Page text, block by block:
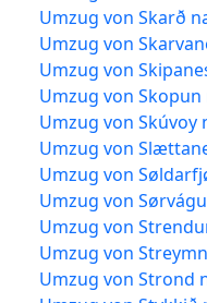
Umzug von Skarð
Umzug von
Umzug von
Umzug von Skopun
Umzug von Skúvoy
Umzug von
Umzug von
Umzug von
Umzug von
Umzug von
Umzug von Strond